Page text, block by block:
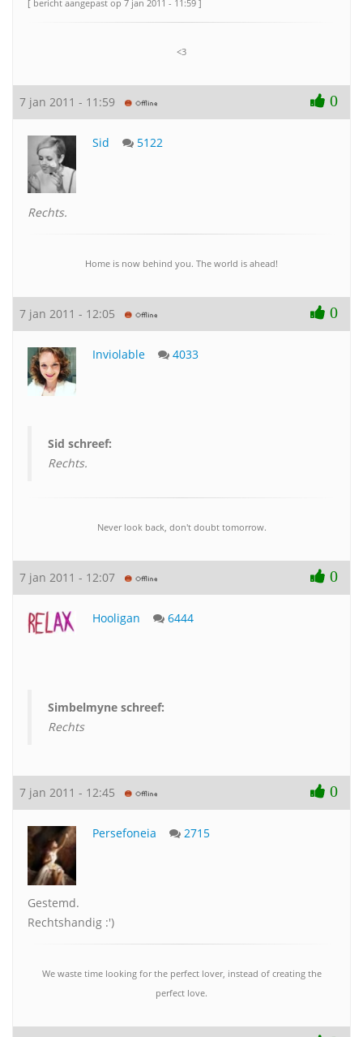
[ bericht aangepast op 7 jan 2011 - 11:59 ]
<3
7 jan 2011 - 11:59 0
Sid 5122
Rechts.
Home is now behind you. The world is ahead!
7 jan 2011 - 12:05 0
Inviolable 4033
Sid schreef:
Rechts.
Never look back, don't doubt tomorrow.
7 jan 2011 - 12:07 0
Hooligan 6444
Simbelmyne schreef:
Rechts
7 jan 2011 - 12:45 0
Persefoneia 2715
Gestemd.
Rechtshandig :')
We waste time looking for the perfect lover, instead of creating the
perfect love.